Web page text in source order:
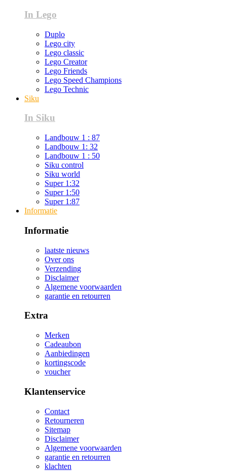
In Lego
Duplo
Lego city
Lego classic
Lego Creator
Lego Friends
Lego Speed Champions
Lego Technic
Siku
In Siku
Landbouw 1 : 87
Landbouw 1: 32
Landbouw 1 : 50
Siku control
Siku world
Super 1:32
Super 1:50
Super 1:87
Informatie
Informatie
laatste nieuws
Over ons
Verzending
Disclaimer
Algemene voorwaarden
garantie en retourren
Extra
Merken
Cadeaubon
Aanbiedingen
kortingscode
voucher
Klantenservice
Contact
Retourneren
Sitemap
Disclaimer
Algemene voorwaarden
garantie en retourren
klachten